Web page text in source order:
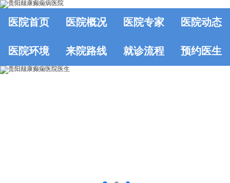
医院首页 医院概况 医院专家 医院动态
医院环境 来院路线 就诊流程 预约医生